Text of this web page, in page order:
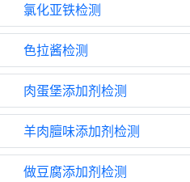
氯化亚铁检测
色拉酱检测
肉蛋堡添加剂检测
羊肉膻味添加剂检测
做豆腐添加剂检测